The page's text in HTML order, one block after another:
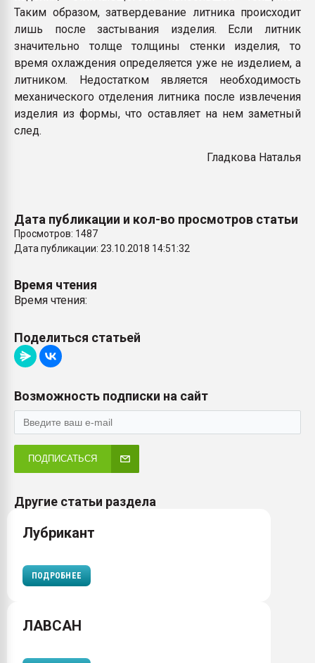
Таким образом, затвердевание литника происходит
лишь после застывания изделия. Если литник
значительно толще толщины стенки изделия, то
время охлаждения определяется уже не изделием, а
литником. Недостатком является необходимость
механического отделения литника после извлечения
изделия из формы, что оставляет на нем заметный
след.
Гладкова Наталья
Дата публикации и кол-во просмотров статьи
Просмотров: 1487
Дата публикации: 23.10.2018 14:51:32
Время чтения
Время чтения:
Поделиться статьей
Возможность подписки на сайт
ПОДПИСАТЬСЯ
Другие статьи раздела
Лубрикант
ПОДРОБНЕЕ
ЛАВСАН